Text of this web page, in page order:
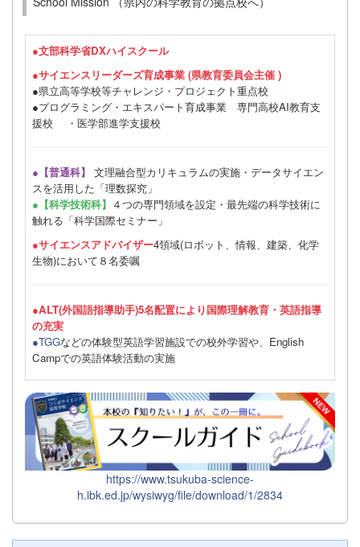
●文部科学省DXハイスクール
●サイエンスリーダーズ育成事業 (県教育委員会主催 )
●県立高等学校等チャレンジ・プロジェクト重点校
●プログラミング・エキスパート育成事業 専門高校AI教育支
援校 ・医学部進学支援校
●【普通科】 文理融合型カリキュラムの実施・データサイエン
スを活用した「理数探究」
●【科学技術科】 ４つの専門領域を設定・最先端の科学技術に
触れる「科学国際セミナー」
●サイエンスアドバイザー4領域(ロボット、情報、建築、化学
生物)において８名委嘱
●ALT(外国語指導助手)5名配置により国際理解教育・英語指導
の充実
●TGGなどの体験型英語学習施設での校外学習や、English
Campでの英語体験活動の実施
https://www.tsukuba-science-
h.ibk.ed.jp/wysiwyg/file/download/1/2834